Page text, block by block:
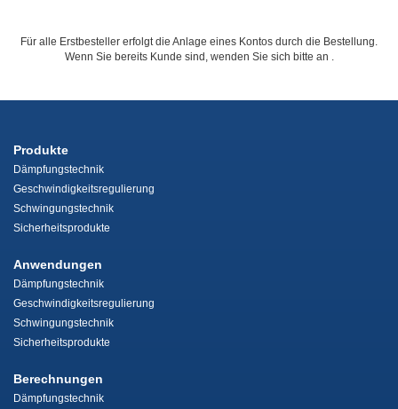
Für alle Erstbesteller erfolgt die Anlage eines Kontos durch die Bestellung.
Wenn Sie bereits Kunde sind, wenden Sie sich bitte an .
Produkte
Dämpfungstechnik
Geschwindigkeitsregulierung
Schwingungstechnik
Sicherheitsprodukte
Anwendungen
Dämpfungstechnik
Geschwindigkeitsregulierung
Schwingungstechnik
Sicherheitsprodukte
Berechnungen
Dämpfungstechnik